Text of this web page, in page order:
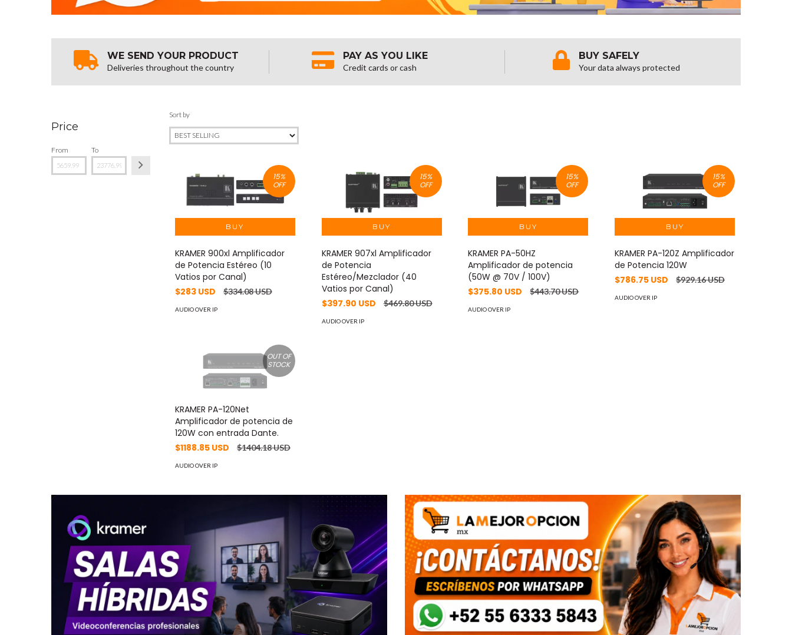
WE SEND YOUR PRODUCT
Deliveries throughout the country
PAY AS YOU LIKE
Credit cards or cash
BUY SAFELY
Your data always protected
Price
From To
Sort by
15%
OFF
KRAMER 900xl Amplificador
de Potencia Estéreo (10
Vatios por Canal)
$283 USD
$334.08 USD
AUDIO OVER IP
15%
OFF
KRAMER 907xl Amplificador
de Potencia
Estéreo/Mezclador (40
Vatios por Canal)
$397.90 USD
$469.80 USD
AUDIO OVER IP
15%
OFF
KRAMER PA-50HZ
Amplificador de potencia
(50W @ 70V / 100V)
$375.80 USD
$443.70 USD
AUDIO OVER IP
15%
OFF
KRAMER PA-120Z Amplificador
de Potencia 120W
$786.75 USD
$929.16 USD
AUDIO OVER IP
OUT OF
STOCK
KRAMER PA-120Net
Amplificador de potencia de
120W con entrada Dante.
$1188.85 USD
$1404.18 USD
AUDIO OVER IP